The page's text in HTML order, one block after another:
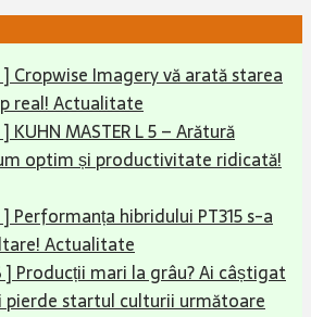
Cropwise Imagery vă arată starea
real!Actualitate
KUHN MASTER L 5 – Arătură
optim și productivitate ridicată!
Performanța hibridului PT315 s-a
Actualitate
] Producții mari la grâu? Ai câștigat
pierde startul culturii următoare